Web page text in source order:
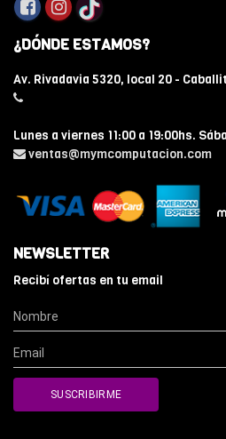
¿DÓNDE ESTAMOS?
Av. Rivadavia 5320, local 20 -
Lunes a viernes 11:00 a 19:00hs.
ventas@mymcomputacion.com
NEWSLETTER
Recibí ofertas en tu email